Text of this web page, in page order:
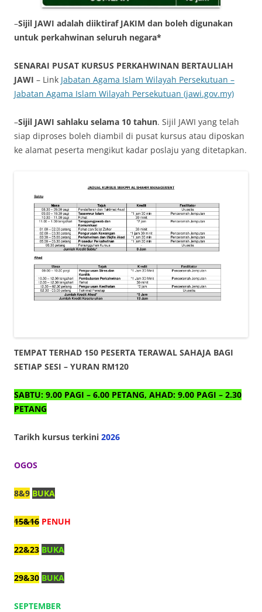
–Sijil JAWI adalah diiktiraf JAKIM dan boleh digunakan
untuk perkahwinan seluruh negara*
SENARAI PUSAT KURSUS PERKAHWINAN BERTAULIAH
JAWI – Link Jabatan Agama Islam Wilayah Persekutuan –
Jabatan Agama Islam Wilayah Persekutuan (jawi.gov.my)
–Sijil JAWI sahlaku selama 10 tahun. Sijil JAWI yang telah
siap diproses boleh diambil di pusat kursus atau diposkan
ke alamat peserta mengikut kadar poslaju yang ditetapkan.
TEMPAT TERHAD 150 PESERTA TERAWAL SAHAJA BAGI
SETIAP SESI – YURAN RM120
SABTU: 9.00 PAGI – 6.00 PETANG, AHAD: 9.00 PAGI – 2.30
PETANG
Tarikh kursus terkini 2026
OGOS
8&9 BUKA
15&16 PENUH
22&23 BUKA
29&30 BUKA
SEPTEMBER